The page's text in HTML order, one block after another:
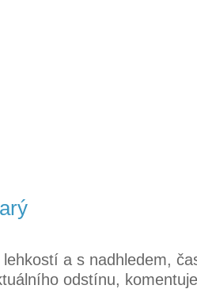
a s nadhledem,
odstínu, komentuje